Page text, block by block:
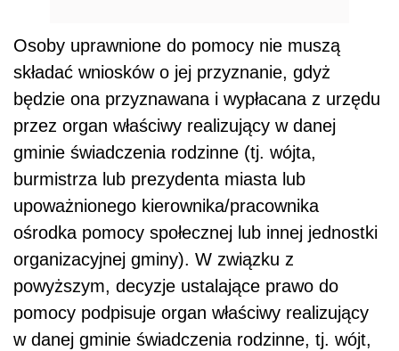
Osoby uprawnione do pomocy nie muszą
składać wniosków o jej przyznanie, gdyż
będzie ona przyznawana i wypłacana z urzędu
przez organ właściwy realizujący w danej
gminie świadczenia rodzinne (tj. wójta,
burmistrza lub prezydenta miasta lub
upoważnionego kierownika/pracownika
ośrodka pomocy społecznej lub innej jednostki
organizacyjnej gminy). W związku z
powyższym, decyzje ustalające prawo do
pomocy podpisuje organ właściwy realizujący
w danej gminie świadczenia rodzinne, tj. wójt,